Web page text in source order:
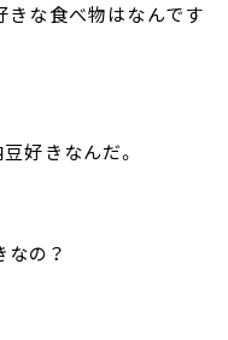
きな食べ物はなんです
好きなんだ。
の？